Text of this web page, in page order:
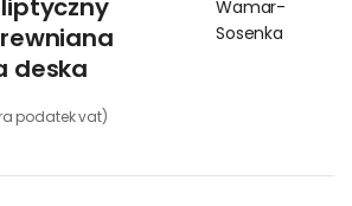
deska
Wamar-
Sosenka
podatek vat)